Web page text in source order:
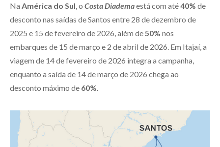
Na América do Sul , o Costa Diademaestá com até40% de
desconto nas saídas de Santos entre 28 de dezembro de
2025 e 15 de fevereiro de 2026, além de 50% nos
embarques de 15 de março e 2 de abril de 2026. Em Itajaí, a
viagem de 14 de fevereiro de 2026 integra a campanha,
enquanto a saída de 14 de março de 2026 chega ao
desconto máximo de 60%